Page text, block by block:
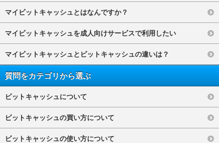
マイビットキャッシュとはなんですか？
マイビットキャッシュを成人向けサービスで利用したい
マイビットキャッシュとビットキャッシュの違いは？
質問をカテゴリから選ぶ
ビットキャッシュについて
ビットキャッシュの買い方について
ビットキャッシュの使い方について